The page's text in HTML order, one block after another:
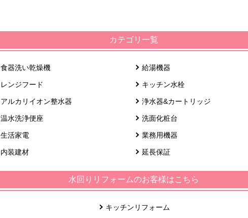
カテゴリ一覧
食器洗い乾燥機 給湯機器
レンジフード キッチン水栓
アルカリイオン整水器 浄水器&カートリッジ
温水洗浄便座 洗面化粧台
生活家電 業務用機器
内装建材 延長保証
水回りリフォームのお客様はこちら
キッチンリフォーム